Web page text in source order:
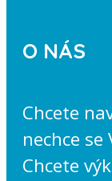
O NÁS
Chcete
nechce se
Chcete